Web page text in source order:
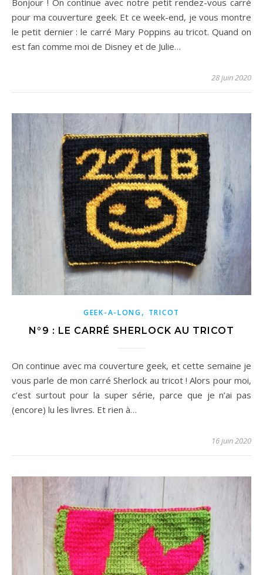
Bonjour ! On continue avec notre petit rendez-vous carré
pour ma couverture geek. Et ce week-end, je vous montre
le petit dernier : le carré Mary Poppins au tricot. Quand on
est fan comme moi de Disney et de Julie…
28 juin 2020
GEEK-A-LONG, TRICOT
N°9 : LE CARRÉ SHERLOCK AU TRICOT
On continue avec ma couverture geek, et cette semaine je
vous parle de mon carré Sherlock au tricot ! Alors pour moi,
c’est surtout pour la super série, parce que je n’ai pas
(encore) lu les livres. Et rien à…
16 juin 2020